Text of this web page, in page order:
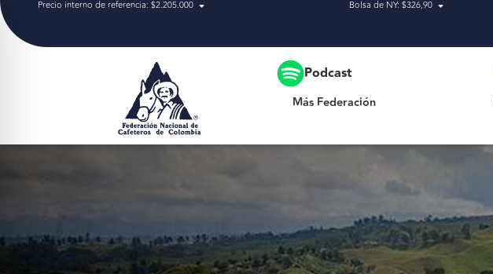
Precio interno de referencia: $2.205.000 Bolsa de NY: $326,90
Podcast
Más Federación